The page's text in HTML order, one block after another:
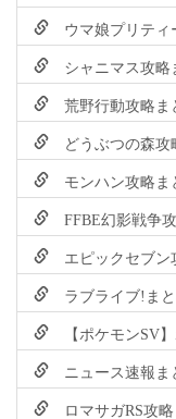
ウマ娘プリティ
シャニマス攻略
荒野行動攻略ま
どうぶつの森攻
モンハン攻略ま
FFBE幻影戦争
エピックセブン
ラブライブ!ま
【ポケモンSV
ニュース速報ま
ロマサガRS攻